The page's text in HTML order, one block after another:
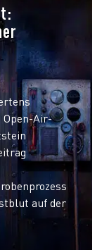
Open-Air-
auf der